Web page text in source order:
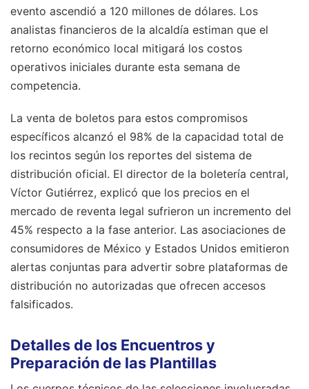
evento ascendió a 120 millones de dólares. Los
analistas financieros de la alcaldía estiman que el
retorno económico local mitigará los costos
operativos iniciales durante esta semana de
competencia.
La venta de boletos para estos compromisos
específicos alcanzó el 98% de la capacidad total de
los recintos según los reportes del sistema de
distribución oficial. El director de la boletería central,
Víctor Gutiérrez, explicó que los precios en el
mercado de reventa legal sufrieron un incremento del
45% respecto a la fase anterior. Las asociaciones de
consumidores de México y Estados Unidos emitieron
alertas conjuntas para advertir sobre plataformas de
distribución no autorizadas que ofrecen accesos
falsificados.
Detalles de los Encuentros y
Preparación de las Plantillas